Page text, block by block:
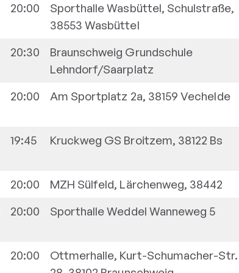
20:00
Sporthalle Wasbüttel, Schulstraße,
38553 Wasbüttel
20:30
Braunschweig Grundschule
Lehndorf/Saarplatz
20:00 Am Sportplatz 2a, 38159 Vechelde
19:45 Kruckweg GS Broitzem, 38122 Bs
20:00 MZH Sülfeld, Lärchenweg, 38442
20:00 Sporthalle Weddel Wanneweg 5
20:00
Ottmerhalle, Kurt-Schumacher-Str.